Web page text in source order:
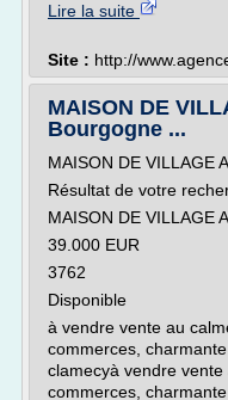
Lire la suite
Site : http://
MAISON DE
Bourgogne ...
MAISON DE VILLAGE
Résultat de votre
MAISON DE VILLAGE
39.000 EUR
3762
Disponible
à vendre vente au
commerces,
clamecyà vendre
commerces,